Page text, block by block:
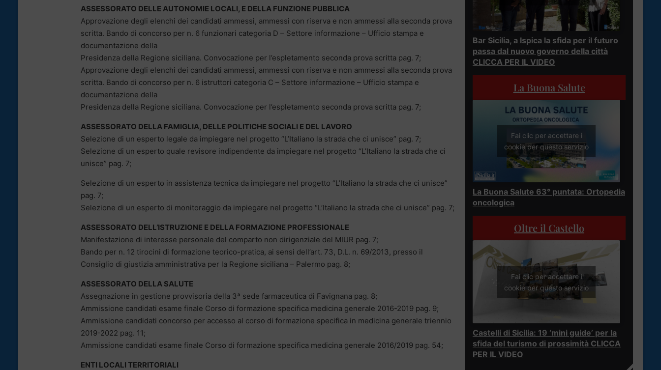
ASSESSORATO DELLE AUTONOMIE LOCALI, E DELLA FUNZIONE PUBBLICA
Approvazione degli elenchi dei candidati ammessi, ammessi con riserva e non ammessi alla seconda prova
scritta. Bando di concorso per n. 6 funzionari categoria D – Settore informazione – Ufficio stampa e
documentazione della
Presidenza della Regione siciliana. Convocazione per l’espletamento seconda prova scritta pag. 7;
Approvazione degli elenchi dei candidati ammessi, ammessi con riserva e non ammessi alla seconda prova
scritta. Bando di concorso per n. 6 istruttori categoria C – Settore informazione – Ufficio stampa e
documentazione della
Presidenza della Regione siciliana. Convocazione per l’espletamento seconda prova scritta pag. 7;
ASSESSORATO DELLA FAMIGLIA, DELLE POLITICHE SOCIALI E DEL LAVORO
Selezione di un esperto legale da impiegare nel progetto “L’Italiano la strada che ci unisce” pag. 7;
Selezione di un esperto quale revisore indipendente da impiegare nel progetto “L’Italiano la strada che ci
unisce” pag. 7;
Selezione di un esperto in assistenza tecnica da impiegare nel progetto “L’Italiano la strada che ci unisce”
pag. 7;
Selezione di un esperto di monitoraggio da impiegare nel progetto “L’Italiano la strada che ci unisce” pag. 7;
ASSESSORATO DELL’ISTRUZIONE E DELLA FORMAZIONE PROFESSIONALE
Manifestazione di interesse personale del comparto non dirigenziale del MIUR pag. 7;
Bando per n. 12 tirocini di formazione teorico-pratica, ai sensi dell’art. 73, D.L. n. 69/2013, presso il
Consiglio di giustizia amministrativa per la Regione siciliana – Palermo pag. 8;
ASSESSORATO DELLA SALUTE
Assegnazione in gestione provvisoria della 3ª sede farmaceutica di Favignana pag. 8;
Ammissione candidati esame finale Corso di formazione specifica medicina generale 2016-2019 pag. 9;
Ammissione candidati concorso per accesso al corso di formazione specifica in medicina generale triennio
2019-2022 pag. 11;
Ammissione candidati esame finale Corso di formazione specifica medicina generale 2016/2019 pag. 54;
ENTI LOCALI TERRITORIALI
Bar Sicilia, a Ispica la sfida per il futuro
passa dal nuovo governo della città
CLICCA PER IL VIDEO
La Buona Salute
Fai clic per accettare i
cookie per questo servizio
La Buona Salute 63° puntata: Ortopedia
oncologica
Oltre il Castello
Fai clic per accettare i
cookie per questo servizio
Castelli di Sicilia: 19 ‘mini guide’ per la
sfida del turismo di prossimità CLICCA
PER IL VIDEO